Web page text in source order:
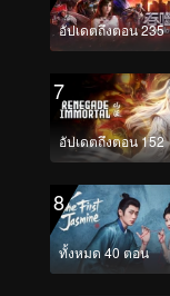
อัปเดตถึงตอน 235
7
อัปเดตถึงตอน 152
8
ทั้งหมด 40 ตอน